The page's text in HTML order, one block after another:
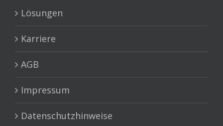
Lösungen
Karriere
AGB
Impressum
Datenschutzhinweise